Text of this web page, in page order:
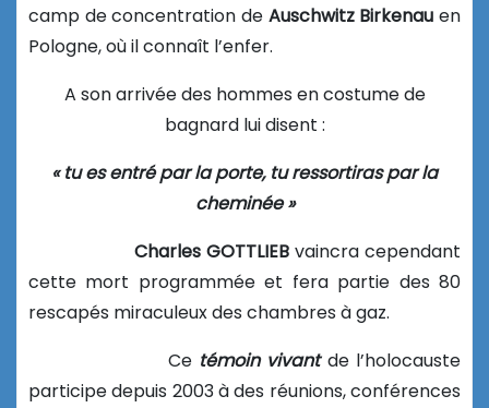
camp de concentration de Auschwitz Birkenau en
Pologne, où il connaît l’enfer.
A son arrivée des hommes en costume de
bagnard lui disent :
« tu es entré par la porte, tu ressortiras par la
cheminée »
Charles GOTTLIEBvaincra cependant
cette mort programmée et fera partie des 80
rescapés miraculeux des chambres à gaz.
Ce témoin vivantde l’holocauste
participe depuis 2003 à des réunions, conférences